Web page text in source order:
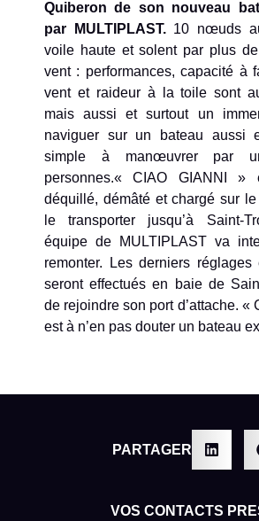
Quiberon de son nouveau
par MULTIPLAST. 10 nœuds
voile haute et solent par plus
vent : performances, capacité à
vent et raideur à la toile sont
mais aussi et surtout un
naviguer sur un bateau aussi
simple à manœuvrer par
personnes.« CIAO GIANNI »
déquillé, démâté et chargé sur
le transporter jusqu’à Saint-
équipe de MULTIPLAST va
remonter. Les derniers réglages
seront effectués en baie de
de rejoindre son port d’attache. «
est à n’en pas douter un bateau
PARTAGER
VOS CONTACTS